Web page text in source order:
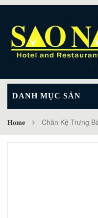
DANH MỤC SẢN
PHẨM
Home Chân Kệ Trưng